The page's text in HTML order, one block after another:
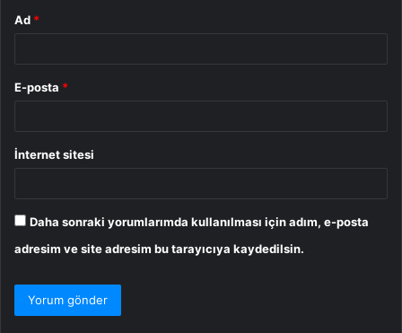
Ad *
E-posta *
İnternet sitesi
Daha sonraki yorumlarımda kullanılması için adım, e-posta
adresim ve site adresim bu tarayıcıya kaydedilsin.